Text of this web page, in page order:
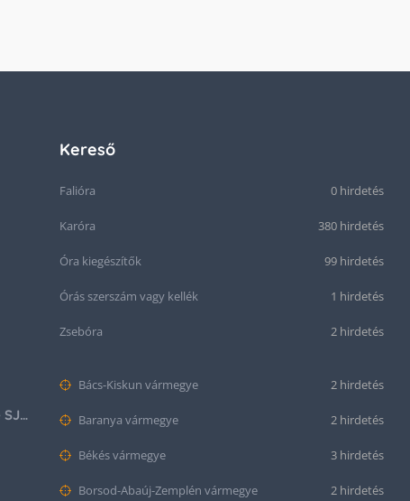
Seiko “Baby Snowflake” Presage SJE073J1/SARA015 Limited Edition
Kereső
Falióra 0 hirdetés
Karóra 380 hirdetés
Óra kiegészítők 99 hirdetés
Órás szerszám vagy kellék 1 hirdetés
Zsebóra 2 hirdetés
Bács-Kiskun vármegye 2 hirdetés
Baranya vármegye 2 hirdetés
Békés vármegye 3 hirdetés
Borsod-Abaúj-Zemplén vármegye 2 hirdetés